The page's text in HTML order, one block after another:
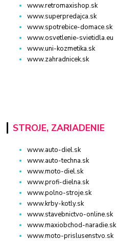
www.retromaxishop.sk
www.superpredajca.sk
www.spotrebice-domace.sk
www.osvetlenie-svietidla.eu
www.uni-kozmetika.sk
www.zahradnicek.sk
STROJE, ZARIADENIE
www.auto-diel.sk
www.auto-techna.sk
www.moto-diel.sk
www.profi-dielna.sk
www.polno-stroje.sk
www.krby-kotly.sk
www.stavebnictvo-online.sk
www.maxiobchod-naradie.sk
www.moto-prislusenstvo.sk